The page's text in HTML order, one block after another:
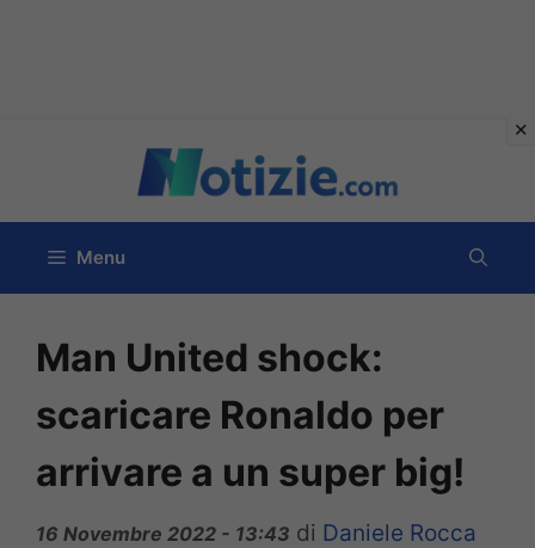
contenuto
Menu
Man United shock:
scaricare Ronaldo per
arrivare a un super big!
16 Novembre 2022 - 13:43 di Daniele Rocca